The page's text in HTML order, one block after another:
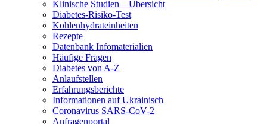
Klinische Studien – Übersicht
Diabetes-Risiko-Test
Kohlenhydrateinheiten
Rezepte
Datenbank Infomaterialien
Häufige Fragen
Diabetes von A-Z
Anlaufstellen
Erfahrungsberichte
Informationen auf Ukrainisch
Coronavirus SARS-CoV-2
Anfragenportal